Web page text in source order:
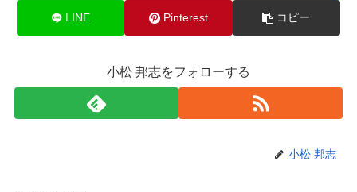
LINE Pinterest コピー
小松 邦志をフォローする
小松 邦志